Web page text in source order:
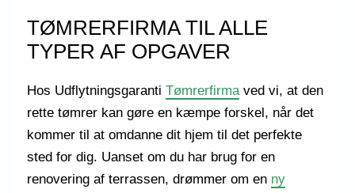
TØMRERFIRMA TIL ALLE
TYPER AF OPGAVER
Hos UdflytningsgarantiTømrerfirmaved vi, at den
rette tømrer kan gøre en kæmpe forskel, når det
kommer til at omdanne dit hjem til det perfekte
sted for dig. Uanset om du har brug for en
renovering af terrassen, drømmer om en ny